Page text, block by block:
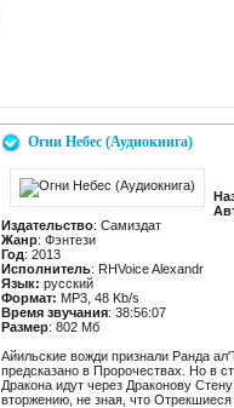
Огни Небес (Аудиокнига)
Издательство: Самиздат
Жанр: Фэнтези
Год: 2013
Исполнитель: RHVoice Alexandr
Язык: русский
Формат: MP3, 48 Kb/s
Время звучания: 38:56:07
Размер: 802 Мб
Айильские вожди признали Ранда
предсказано в Пророчествах. Но в
Дракона идут через Драконову
вторжению, не зная, что